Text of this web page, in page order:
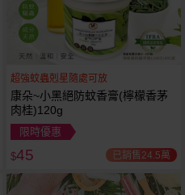
超強蚊蟲剋星隨處可放
康朵~小黑絕防蚊香膏(檸檬香茅
肉桂)120g
限時優惠
$45 已銷售24.5萬